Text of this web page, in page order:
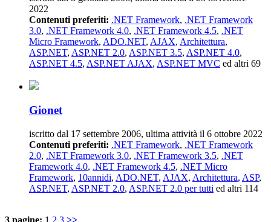
2022
Contenuti preferiti: .NET Framework, .NET Framework
3.0, .NET Framework 4.0, .NET Framework 4.5, .NET
Micro Framework, ADO.NET, AJAX, Architettura,
ASP.NET, ASP.NET 2.0, ASP.NET 3.5, ASP.NET 4.0,
ASP.NET 4.5, ASP.NET AJAX, ASP.NET MVC ed altri 69
Gionet
iscritto dal 17 settembre 2006, ultima attività il 6 ottobre 2022
Contenuti preferiti: .NET Framework, .NET Framework
2.0, .NET Framework 3.0, .NET Framework 3.5, .NET
Framework 4.0, .NET Framework 4.5, .NET Micro
Framework, 10annidi, ADO.NET, AJAX, Architettura, ASP,
ASP.NET, ASP.NET 2.0, ASP.NET 2.0 per tutti ed altri 114
3 pagine: 1 2 3 >>